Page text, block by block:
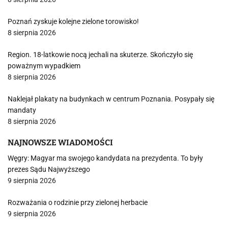
Poznań zyskuje kolejne zielone torowisko!
8 sierpnia 2026
Region. 18-latkowie nocą jechali na skuterze. Skończyło się
poważnym wypadkiem
8 sierpnia 2026
Naklejał plakaty na budynkach w centrum Poznania. Posypały się
mandaty
8 sierpnia 2026
NAJNOWSZE WIADOMOŚCI
Węgry: Magyar ma swojego kandydata na prezydenta. To były
prezes Sądu Najwyższego
9 sierpnia 2026
Rozważania o rodzinie przy zielonej herbacie
9 sierpnia 2026